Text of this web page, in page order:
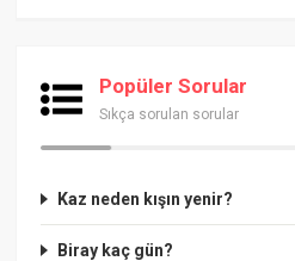
Popüler Sorular
Sıkça sorulan sorular
Kaz neden kışın yenir?
Biray kaç gün?